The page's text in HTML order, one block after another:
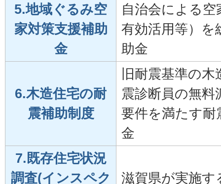
5.地域ぐるみ空
家対策支援補助
金
自治会による空
有効活用等）を
助金
6.木造住宅の耐
震補助制度
旧耐震基準の
震診断員の無料
要件を満たす耐
金
7.既存住宅状況
調査(インスペク
滋賀県が実施す